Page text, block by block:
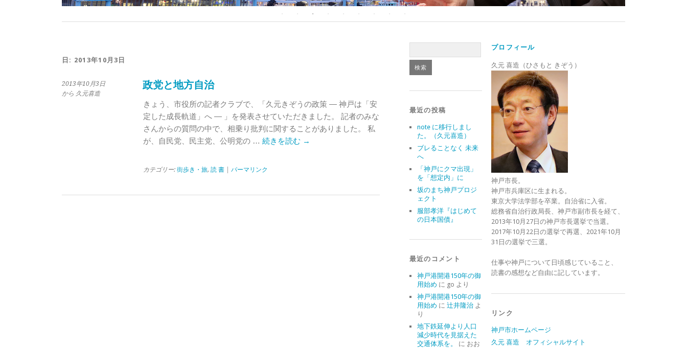
日: 2013年10月3日
2013年10月3日
から 久元喜造
政党と地方自治
きょう、市役所の記者クラブで、「久元きぞうの政策 ― 神戸は「安
定した成長軌道」へ ― 」を発表させていただきました。 記者のみな
さんからの質問の中で、相乗り批判に関することがありました。 私
が、自民党、民主党、公明党の … 続きを読む →
カテゴリー: 街歩き・旅, 読 書| パーマリンク
最近の投稿
note に移行しまし
た。（久元喜造）
ブレることなく 未来
へ
「神戸にクマ出現」
を「想定内」に
坂のまち神戸プロジ
ェクト
服部孝洋『はじめて
の日本国債』
最近のコメント
神戸港開港150年の御
用始め に go より
神戸港開港150年の御
用始め に 辻井隆治よ
り
地下鉄延伸より人口
減少時代を見据えた
交通体系を。
に おお
プロフィール
久元 喜造（ひさもと きぞう）
神戸市長。
神戸市兵庫区に生まれる。
東京大学法学部を卒業。自治省に入省。
総務省自治行政局長、神戸市副市長を経て、
2013年10月27日の神戸市長選挙で当選。
2017年10月22日の選挙で再選、2021年10月
31日の選挙で三選。
仕事や神戸について日頃感じていること、
読書の感想など自由に記しています。
リンク
神戸市ホームページ
久元 喜造 オフィシャルサイト